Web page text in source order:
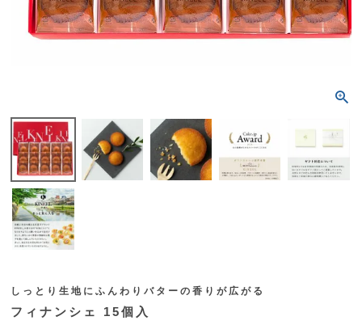
しっとり生地にふんわりバターの香りが広がる
フィナンシェ 15個入